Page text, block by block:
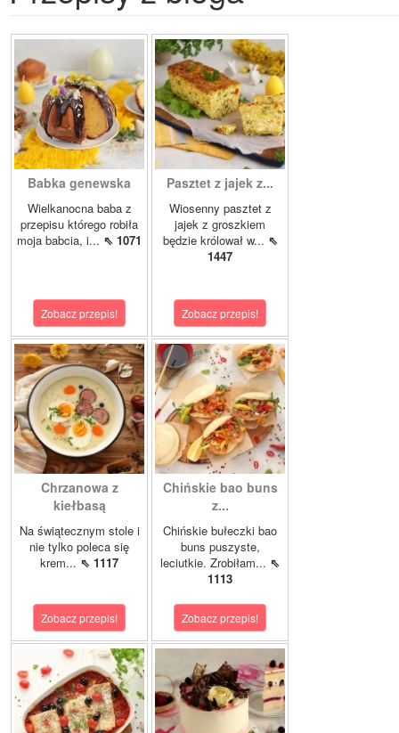
Babka genewska
Wielkanocna baba z
przepisu którego robiła
moja babcia, i... ⇖ 1071
Zobacz przepis!
Pasztet z jajek z...
Wiosenny pasztet z
jajek z groszkiem
będzie królował w... ⇖
1447
Zobacz przepis!
Chrzanowa z
kiełbasą
Na świątecznym stole i
nie tylko poleca się
krem... ⇖ 1117
Zobacz przepis!
Chińskie bao buns
z...
Chińskie bułeczki bao
buns puszyste,
leciutkie. Zrobiłam... ⇖
1113
Zobacz przepis!